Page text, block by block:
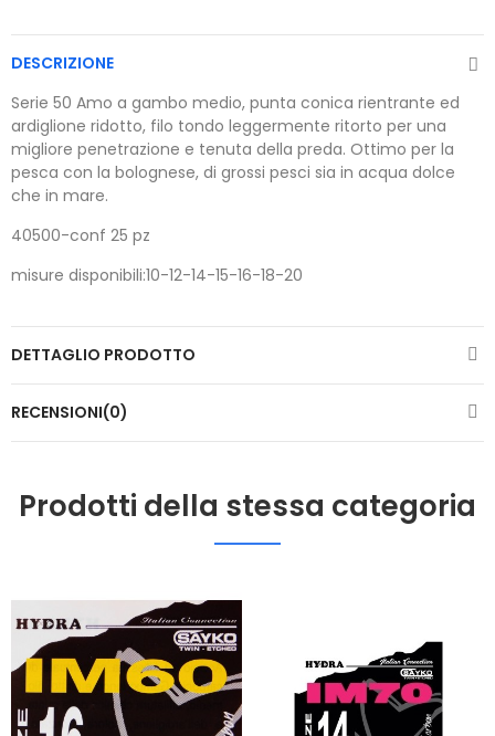
DESCRIZIONE
Serie 50 Amo a gambo medio, punta conica rientrante ed
ardiglione ridotto, filo tondo leggermente ritorto per una
migliore penetrazione e tenuta della preda. Ottimo per la
pesca con la bolognese, di grossi pesci sia in acqua dolce
che in mare.
40500-conf 25 pz
misure disponibili:10-12-14-15-16-18-20
DETTAGLIO PRODOTTO
RECENSIONI(0)
Prodotti della stessa categoria